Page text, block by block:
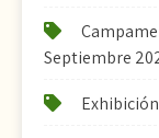
Septiembre